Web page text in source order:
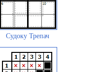
Судоку Трепач